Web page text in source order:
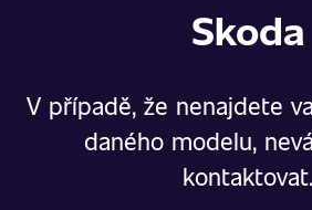
Skoda
V případě, že nenajdete
daného modelu,
kontaktovat.